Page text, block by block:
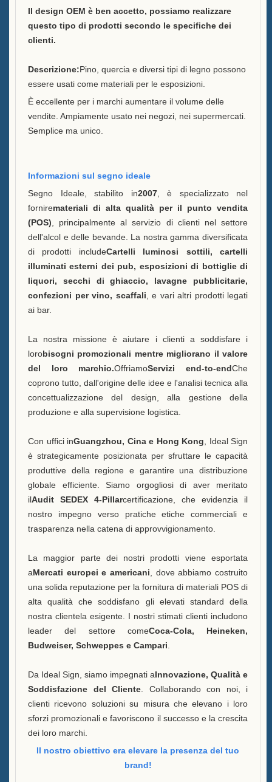
Caso
Secchio di ghiaccio a LED
Case E
rotolante Case C
Secchio di ghiaccio LED Case
B
Vittexa Una Bottiglia di Liquore
Esposizione
Domande frequenti
Notizie
Contattaci
Il design OEM è ben accetto, possiamo realizzare
questo tipo di prodotti secondo le specifiche dei
clienti.
Descrizione:Pino, quercia e diversi tipi di legno possono
essere usati come materiali per le esposizioni.
È eccellente per i marchi aumentare il volume delle
vendite. Ampiamente usato nei negozi, nei supermercati.
Semplice ma unico.
Informazioni sul segno ideale
Segno Ideale, stabilito in2007, è specializzato nel
forniremateriali di alta qualità per il punto vendita
(POS) , principalmente al servizio di clienti nel settore
dell'alcol e delle bevande. La nostra gamma diversificata
di prodotti includeCartelli luminosi sottili, cartelli
illuminati esterni dei pub, esposizioni di bottiglie di
liquori, secchi di ghiaccio, lavagne pubblicitarie,
confezioni per vino, scaffali , e vari altri prodotti legati
ai bar.
La nostra missione è aiutare i clienti a soddisfare i
lorobisogni promozionali mentre migliorano il valore
del loro marchio.OffriamoServizi end-to-endChe
coprono tutto, dall'origine delle idee e l'analisi tecnica alla
concettualizzazione del design, alla gestione della
produzione e alla supervisione logistica.
Con uffici inGuangzhou, Cina e Hong Kong , Ideal Sign
è strategicamente posizionata per sfruttare le capacità
produttive della regione e garantire una distribuzione
globale efficiente. Siamo orgogliosi di aver meritato
ilAudit SEDEX 4-Pillarcertificazione, che evidenzia il
nostro impegno verso pratiche etiche commerciali e
trasparenza nella catena di approvvigionamento.
La maggior parte dei nostri prodotti viene esportata
aMercati europei e americani , dove abbiamo costruito
una solida reputazione per la fornitura di materiali POS di
alta qualità che soddisfano gli elevati standard della
nostra clientela esigente. I nostri stimati clienti includono
leader del settore comeCoca-Cola, Heineken,
Budweiser, Schweppes e Campari
Da Ideal Sign, siamo impegnati aInnovazione, Qualità e
Soddisfazione del Cliente . Collaborando con noi, i
clienti ricevono soluzioni su misura che elevano i loro
sforzi promozionali e favoriscono il successo e la crescita
dei loro marchi.
Il nostro obiettivo era elevare la presenza del tuo
brand!